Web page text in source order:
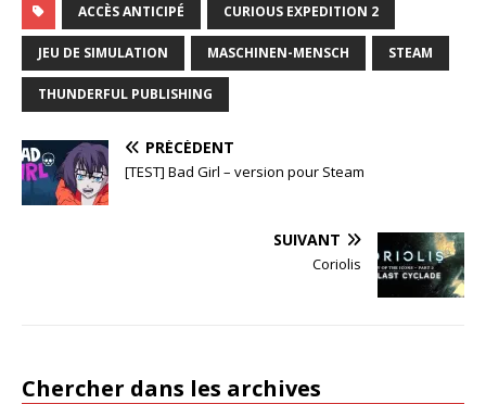
ACCÈS ANTICIPÉ CURIOUS EXPEDITION 2
JEU DE SIMULATION MASCHINEN-MENSCH STEAM
THUNDERFUL PUBLISHING
PRÉCÉDENT
[TEST] Bad Girl – version pour Steam
SUIVANT
Coriolis
Chercher dans les archives